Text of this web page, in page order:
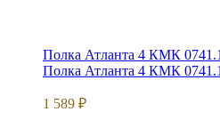
Полка Атланта 4 КМК
Полка Атланта 4 КМК
1 589 ₽